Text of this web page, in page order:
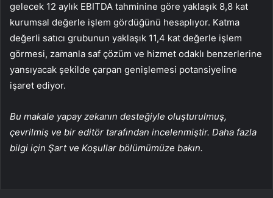
gelecek 12 aylık EBITDA tahminine göre yaklaşık 8,8 kat
kurumsal değerle işlem gördüğünü hesaplıyor. Katma
değerli satıcı grubunun yaklaşık 11,4 kat değerle işlem
görmesi, zamanla saf çözüm ve hizmet odaklı benzerlerine
yansıyacak şekilde çarpan genişlemesi potansiyeline
işaret ediyor.
Bu makale yapay zekanın desteğiyle oluşturulmuş,
çevrilmiş ve bir editör tarafından incelenmiştir. Daha fazla
bilgi için Şart ve Koşullar bölümümüze bakın.